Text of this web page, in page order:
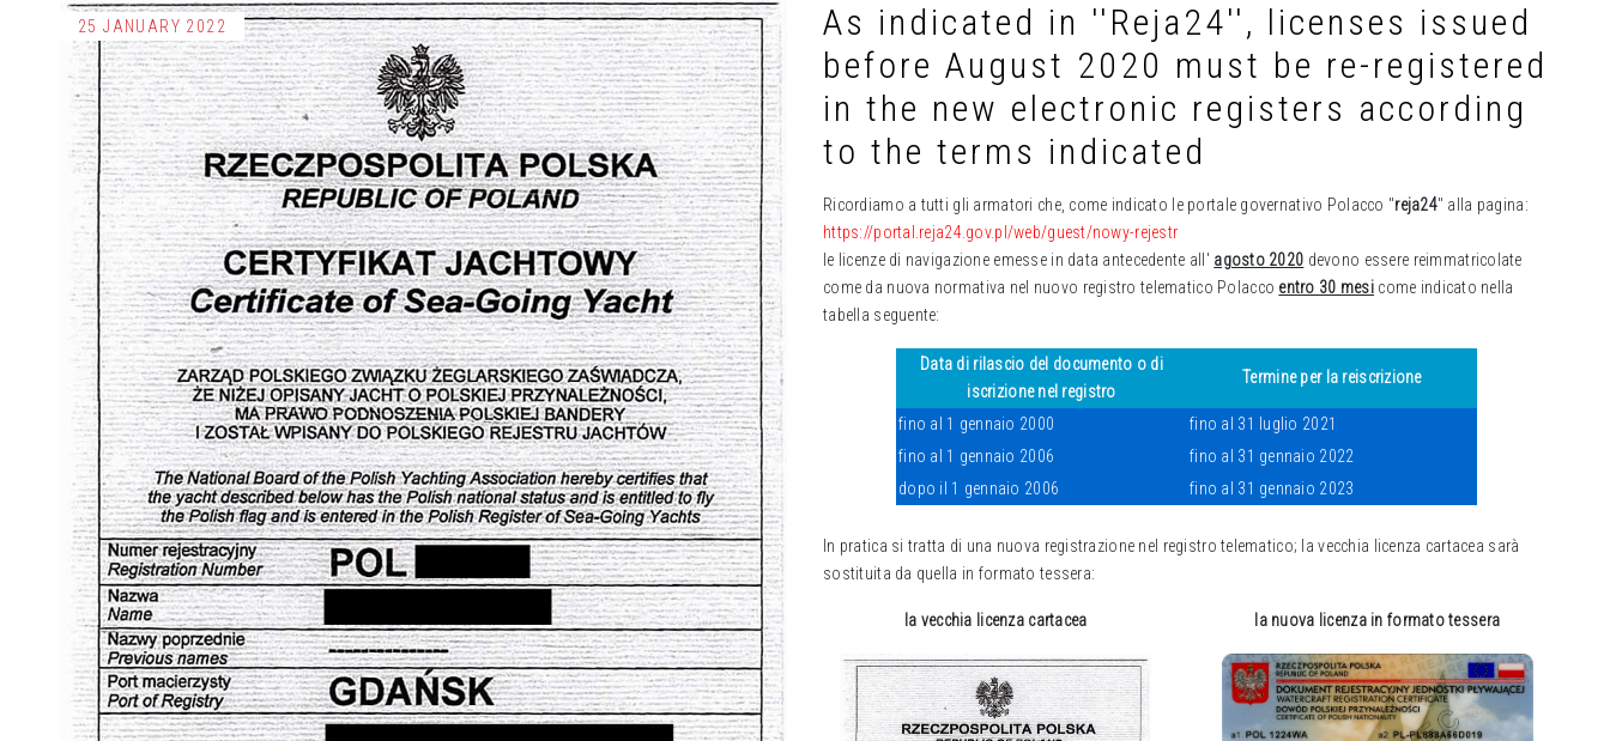
25 JANUARY 2022
As indicated in ''Reja24'', licenses issued
before August 2020 must be re-registered
in the new electronic registers according
to the terms indicated
Ricordiamo a tutti gli armatori che, come indicato le portale governativo Polacco "reja24" alla pagina:
https://portal.reja24.gov.pl/web/guest/nowy-rejestr
le licenze di navigazione emesse in data antecedente all' agosto 2020 devono essere reimmatricolate
come da nuova normativa nel nuovo registro telematico Polacco entro 30 mesi come indicato nella
tabella seguente:
Data di rilascio del documento o di
iscrizione nel registro
Termine per la reiscrizione
fino al 1 gennaio 2000
fino al 31 luglio 2021
fino al 1 gennaio 2006
fino al 31 gennaio 2022
dopo il 1 gennaio 2006
fino al 31 gennaio 2023
In pratica si tratta di una nuova registrazione nel registro telematico; la vecchia licenza cartacea sarà
sostituita da quella in formato tessera:
la vecchia licenza cartacea la nuova licenza in formato tessera